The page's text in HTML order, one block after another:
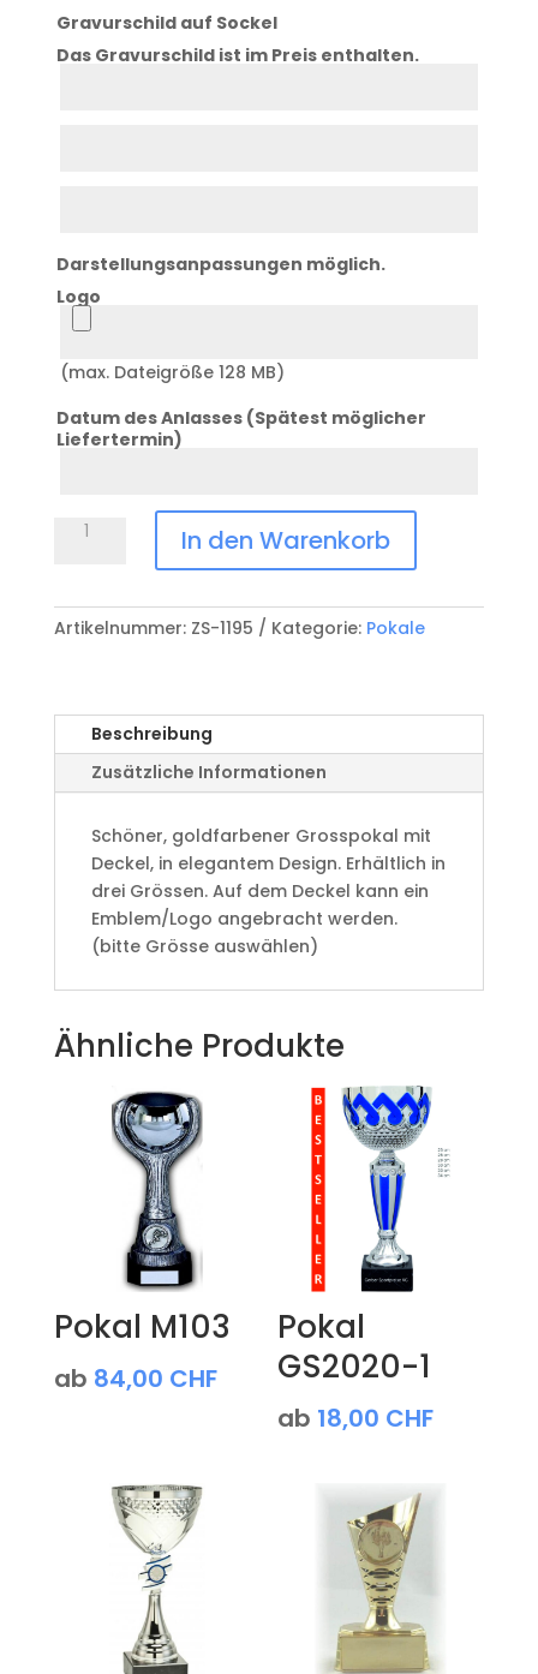
Gravurschild auf Sockel
Das Gravurschild ist im Preis enthalten.
Darstellungsanpassungen möglich.
Logo
Logo
(max. Dateigröße 128 MB)
Datum des Anlasses (Spätest möglicher
Liefertermin)
Pokal
mit
Deckel
In den Warenkorb
Artikelnummer: ZS-1195 Kategorie: Pokale
Beschreibung
Zusätzliche Informationen
Schöner, goldfarbener Grosspokal mit
Deckel, in elegantem Design. Erhältlich in
drei Grössen. Auf dem Deckel kann ein
Emblem/Logo angebracht werden.
(bitte Grösse auswählen)
Ähnliche Produkte
Pokal M103
ab 84,00 CHF
Pokal
GS2020-1
ab 18,00 CHF